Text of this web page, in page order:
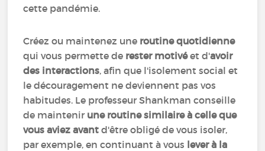
cette pandémie.
Créez ou maintenez une routine quotidienne
qui vous permette de rester motivéet d'avoir
des interactions, afin que l'isolement social et
le découragement ne deviennent pas vos
habitudes. Le professeur Shankman conseille
de maintenir une routine similaire à celle que
vous aviez avantd'être obligé de vous isoler,
par exemple, en continuant à vous lever à la